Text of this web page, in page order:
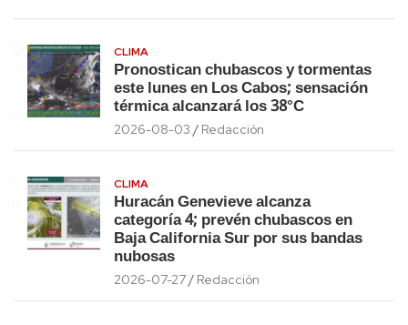
CLIMA
Pronostican chubascos y tormentas
este lunes en Los Cabos; sensación
térmica alcanzará los 38°C
2026-08-03 Redacción
CLIMA
Huracán Genevieve alcanza
categoría 4; prevén chubascos en
Baja California Sur por sus bandas
nubosas
2026-07-27 Redacción